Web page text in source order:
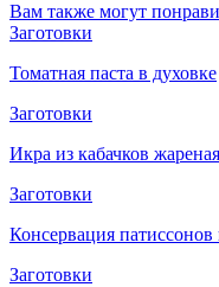
Вам также могут
Заготовки
Томатная паста в духовке
Заготовки
Икра из кабачков жареная
Заготовки
Консервация патиссонов
Заготовки